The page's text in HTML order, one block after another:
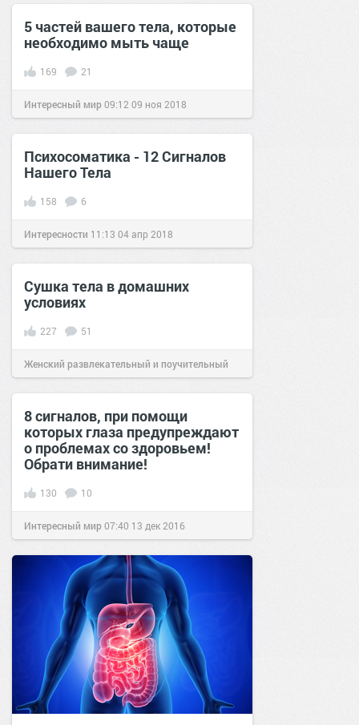
5 частей вашего тела, которые
необходимо мыть чаще
169 21
Интересный мир09:12 09 ноя 2018
Психосоматика - 12 Сигналов
Нашего Тела
158 6
Интересности 11:13 04 апр 2018
Сушка тела в домашних
условиях
227 51
Женский развлекательный и поучительный
сайт. 21:4515 апр 2018
8 сигналов, при помощи
которых глаза предупреждают
о проблемах со здоровьем!
Обрати внимание!
130 10
Интересный мир07:40 13 дек 2016